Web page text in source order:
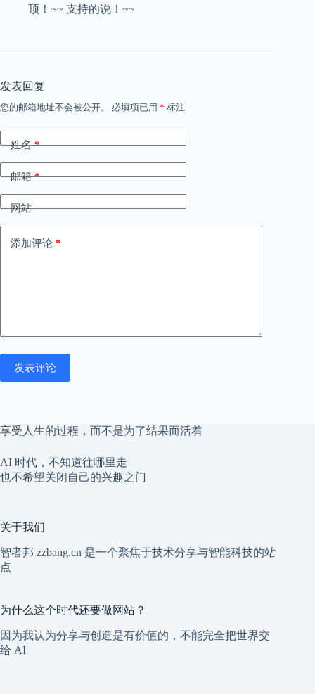
顶！~~ 支持的说！~~
发表回复
您的邮箱地址不会被公开。 必填项已用 * 标注
姓名*
邮箱*
网站
添加评论 *
发表评论
享受人生的过程，而不是为了结果而活着
AI 时代，不知道往哪里走
也不希望关闭自己的兴趣之门
关于我们
智者邦 zzbang.cn 是一个聚焦于技术分享与智能科技的站
点
为什么这个时代还要做网站？
因为我认为分享与创造是有价值的，不能完全把世界交
给 AI